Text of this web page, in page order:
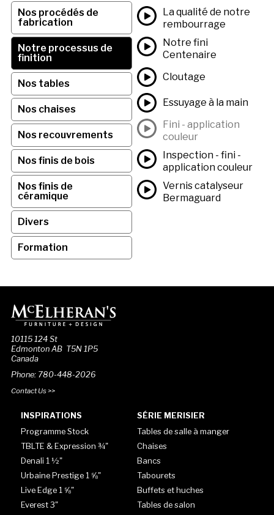
Nos procédés de
fabrication
Notre processus de
finition
Nos tables
Nos chaises
Nos recouvrements
Nos finis de bois
Nos finis de
céramique
Divers
Formation
La qualité de notre
rembourrage
Notre fini
Centenaire
Cloutage
Essuyage à la main
Fini - application
couleur
Inspection - fini -
application couleur
Vernis catalyseur
Bermaguard
10115 124 St
Edmonton AB T5N 1P5
Canada
Phone: 780-448-2026
Contact Us >>
INSPIRATIONS
Programme Stock
TBLTE & Expression ¾"
Denali 1 ½"
Urbaine Prestige 1 ⅝"
Live Edge 1 ⅝"
Everest 3"
SÉRIE MERISIER
Tables de salle à manger
Chaises
Bancs
Tabourets
Buffets et huches
Tables de salon